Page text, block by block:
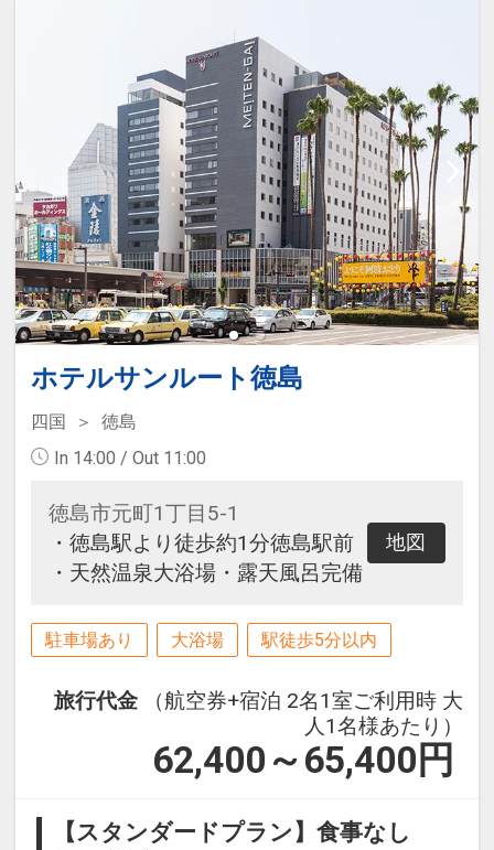
ヨットハーバーを眺めながら、さわ
やかな朝のお食事をお楽しみくださ
い。
朝食：バイキング
会場：眉山
営業時間 7：00～9：00(リバーサ
イドアネックス 2階)
※状況により内容が変更となる場合
がございます。
【宿泊特典】
駐車場代無料
【施設使用料（添い寝のお子様）】
※現地にて幼児のお子様の施設使用
料金が発生する場合がございます。
（現地払い）
ホテルサンルート徳島
四国
徳島
In 14:00 / Out 11:00
徳島市元町1丁目5-1
・徳島駅より徒歩約1分徳島駅前
・天然温泉大浴場・露天風呂完備
地図
駐車場あり 大浴場 駅徒歩5分以内
旅行代金
（航空券+宿泊 2名1室ご利用時 大
人1名様あたり）
62,400～65,400 円
【スタンダードプラン】食事なし